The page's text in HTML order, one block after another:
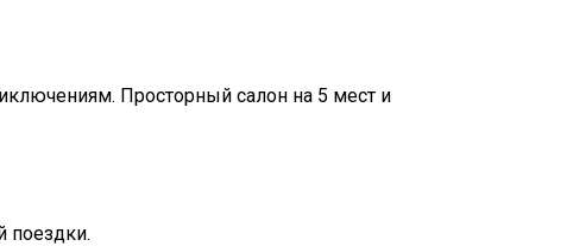
Просторный салон на 5 мест и
поездки.